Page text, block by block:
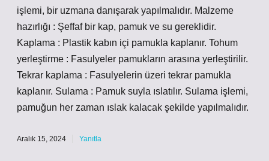
işlemi, bir uzmana danışarak yapılmalıdır. Malzeme
hazırlığı : Şeffaf bir kap, pamuk ve su gereklidir.
Kaplama : Plastik kabın içi pamukla kaplanır. Tohum
yerleştirme : Fasulyeler pamukların arasına yerleştirilir.
Tekrar kaplama : Fasulyelerin üzeri tekrar pamukla
kaplanır. Sulama : Pamuk suyla ıslatılır. Sulama işlemi,
pamuğun her zaman ıslak kalacak şekilde yapılmalıdır.
Aralık 15, 2024 Yanıtla